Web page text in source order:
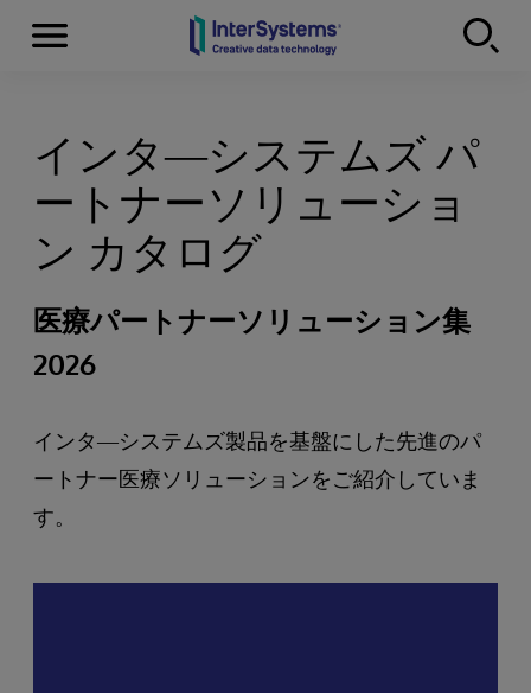
Skip to content
Menu
インタ―システムズ パ
ートナーソリューショ
ン カタログ
医療パートナーソリューション集
2026
インタ―システムズ製品を基盤にした先進のパ
ートナー医療ソリューションをご紹介していま
す。